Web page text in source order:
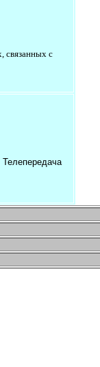
связанных с
Телепередача